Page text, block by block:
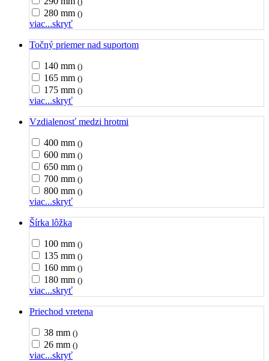
280 mm ()
viac...skryť
Točný priemer nad suportom
140 mm ()
165 mm ()
175 mm ()
viac...skryť
Vzdialenosť medzi hrotmi
400 mm ()
600 mm ()
650 mm ()
700 mm ()
800 mm ()
viac...skryť
Šírka lôžka
100 mm ()
135 mm ()
160 mm ()
180 mm ()
viac...skryť
Priechod vretena
38 mm ()
26 mm ()
viac...skryť